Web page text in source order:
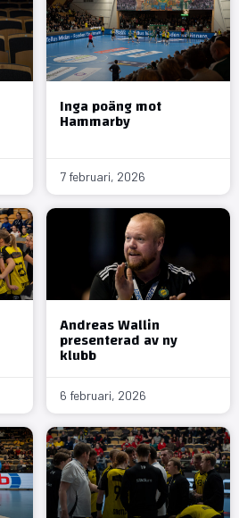
Inga poäng mot
Hammarby
7 februari, 2026
Andreas Wallin
presenterad av ny
klubb
6 februari, 2026